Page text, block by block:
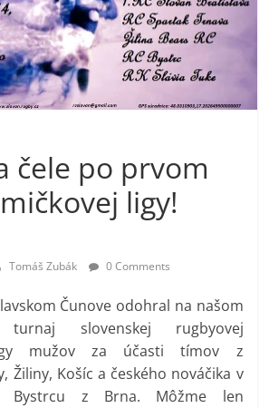
čele po prvom
ligy!
Tomáš Zubák 0 Comments
Čunove odohral na našom
slovenskej rugbyovej
mužov za účasti tímov z
Žiliny, Košíc a českého nováčika v
Bystrcu z Brna. Môžme len